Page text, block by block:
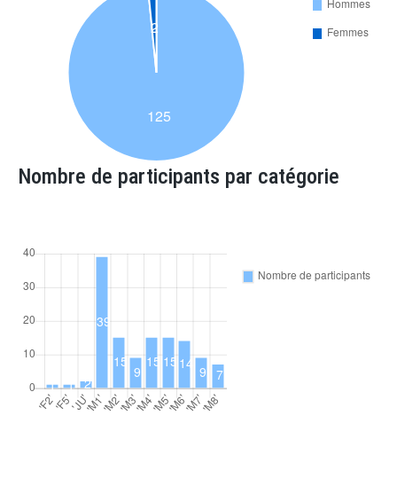
Nombre de participants par catégorie